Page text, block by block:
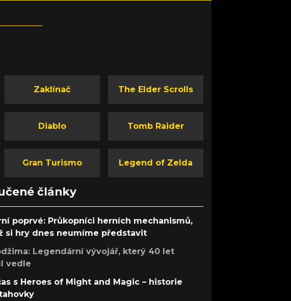
Zaklínač The Elder Scrolls
Diablo Tomb Raider
Gran Turismo Legend of Zelda
články
poprvé: Průkopníci herních mechanismů,
si hry dnes neumíme představit
Legendární vývojář, který 40 let
vedle
s Heroes of Might and Magic – historie